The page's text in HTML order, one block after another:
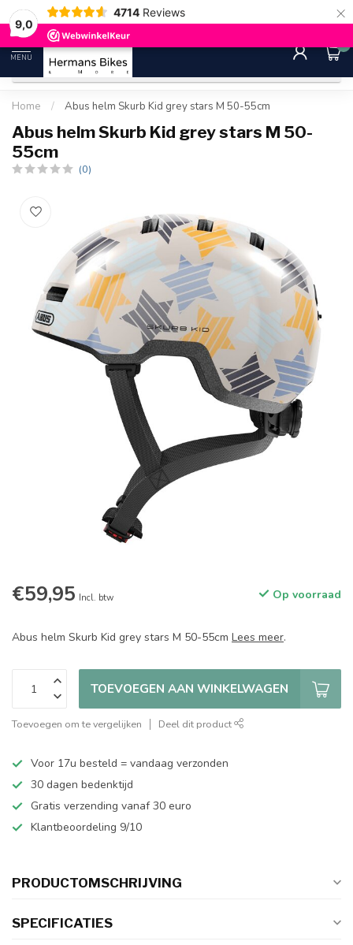
9,0
4714 Reviews ×
30 dagen bedenktijd Gratis
MENU
0
Home / Abus helm Skurb Kid grey stars M 50-55cm
Abus helm Skurb Kid grey stars M 50-
55cm
(0)
€59,95 Incl. btw Op voorraad
Abus helm Skurb Kid grey stars M 50-55cm Lees meer.
TOEVOEGEN AAN WINKELWAGEN
Toevoegen om te vergelijken Deel dit product
Voor 17u besteld = vandaag verzonden
30 dagen bedenktijd
Gratis verzending vanaf 30 euro
Klantbeoordeling 9/10
PRODUCTOMSCHRIJVING
SPECIFICATIES